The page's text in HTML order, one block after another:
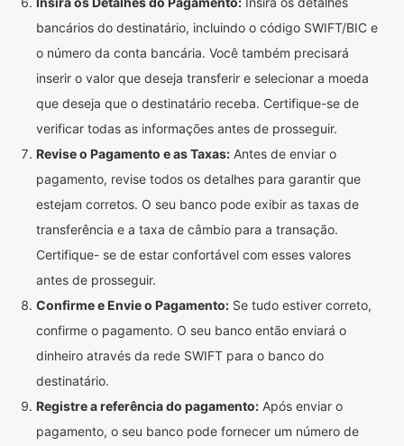
bancários do destinatário, incluindo o código SWIFT/BIC e
o número da conta bancária. Você também precisará
inserir o valor que deseja transferir e selecionar a moeda
que deseja que o destinatário receba. Certifique-se de
verificar todas as informações antes de prosseguir.
Revise o Pagamento e as Taxas: Antes de enviar o
pagamento, revise todos os detalhes para garantir que
estejam corretos. O seu banco pode exibir as taxas de
transferência e a taxa de câmbio para a transação.
Certifique- se de estar confortável com esses valores
antes de prosseguir.
Confirme e Envie o Pagamento: Se tudo estiver correto,
confirme o pagamento. O seu banco então enviará o
dinheiro através da rede SWIFT para o banco do
destinatário.
Registre a referência do pagamento: Após enviar o
pagamento, o seu banco pode fornecer um número de